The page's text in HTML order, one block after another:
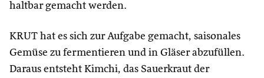
haltbar gemacht werden.
KRUT hat es sich zur Aufgabe gemacht, saisonales
Gemüse zu fermentieren und in Gläser abzufüllen.
Daraus entsteht Kimchi, das Sauerkraut der